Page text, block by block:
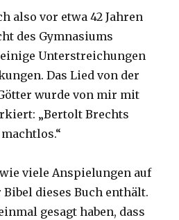
also vor etwa 42 Jahren
des Gymnasiums
Unterstreichungen
Das Lied von der
wurde von mir mit
„Bertolt Brechts
viele Anspielungen auf
dieses Buch enthält.
gesagt haben, dass